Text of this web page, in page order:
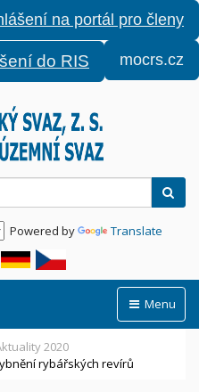
na portál pro členy
do RIS mocrs.cz
Powered by Translate
Menu
2020
rybářských revírů